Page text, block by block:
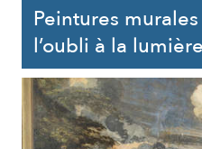
Peintures
l’oubli à la lumière